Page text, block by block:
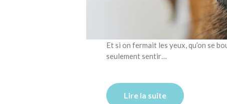
Et si on fermait les yeux, qu’on se
seulement sentir…
Lire la suite